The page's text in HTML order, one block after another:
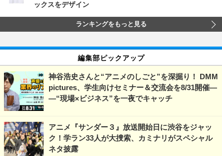
ックスをデザイン
ランキングをもっと見る
編集部ピックアップ
神谷浩史さんと“アニメのしごと”を深掘り！ DMM
pictures、学生向けセミナー＆交流会を8/31開催―
―“現場×ビジネス”を一夜でキャッチ
アニメ『サンダー３』放送開始日に渋谷をジャッ
ク！学ラン33人が大捜索、カミナリがスペシャル
ネタ披露